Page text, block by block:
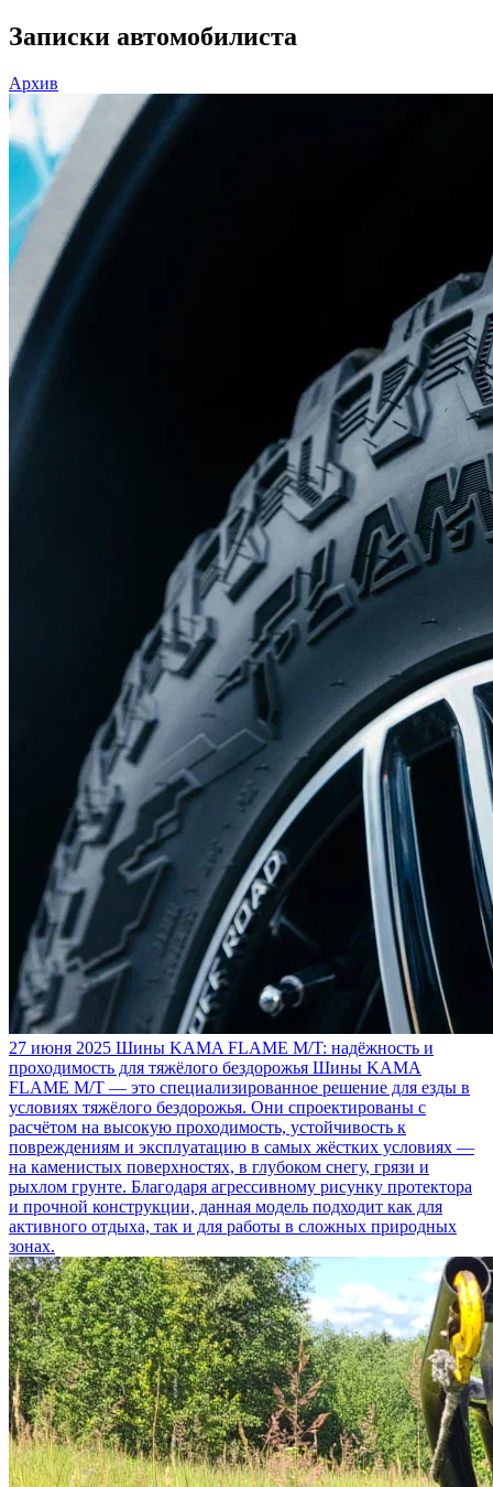
Записки автомобилиста
Архив
27 июня 2025 Шины KAMA FLAME M/T: надёжность и
проходимость для тяжёлого бездорожья Шины KAMA
FLAME M/T — это специализированное решение для езды в
условиях тяжёлого бездорожья. Они спроектированы с
расчётом на высокую проходимость, устойчивость к
повреждениям и эксплуатацию в самых жёстких условиях —
на каменистых поверхностях, в глубоком снегу, грязи и
рыхлом грунте. Благодаря агрессивному рисунку протектора
и прочной конструкции, данная модель подходит как для
активного отдыха, так и для работы в сложных природных
зонах.